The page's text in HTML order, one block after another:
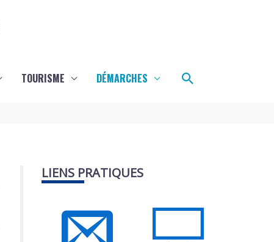
TOURISME DÉMARCHES Rechercher
LIENS PRATIQUES